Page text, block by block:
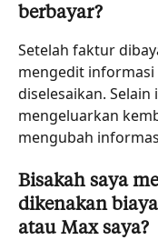
berbayar?
Setelah faktur
mengedit
diselesaikan.
mengeluarkan
mengubah
Bisakah saya
dikenakan
atau Max saya?